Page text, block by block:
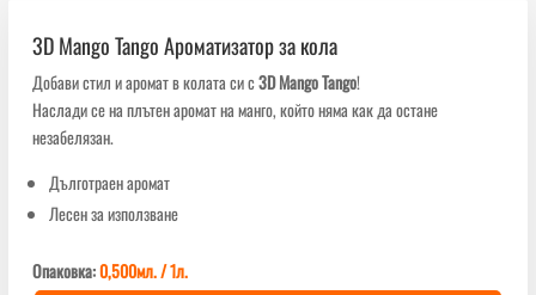
3D Mango Tango Ароматизатор за кола
Добави стил и аромат в колата си с3D Mango Tango!
Наслади се на плътен аромат на манго, който няма как да остане
незабелязан.
Дълготраен аромат
Лесен за използване
Опаковка:0,500мл. / 1л.